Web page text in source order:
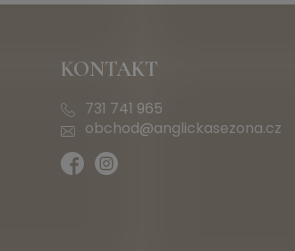
KONTAKT
731 741 965
obchod@anglickasezona.cz